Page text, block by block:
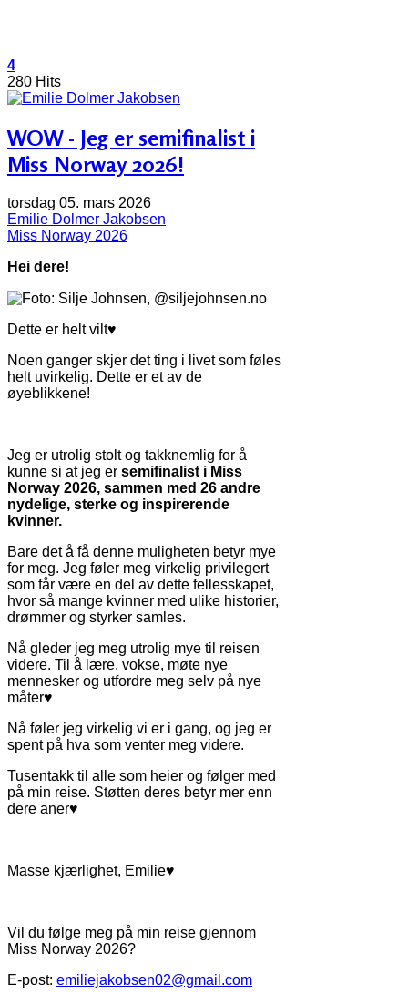
4
280 Hits
WOW - Jeg er semifinalist i
Miss Norway 2026!
torsdag 05. mars 2026
Emilie Dolmer Jakobsen
Miss Norway 2026
Hei dere!
Dette er helt vilt♥
Noen ganger skjer det ting i livet som føles
helt uvirkelig. Dette er et av de
øyeblikkene!
Jeg er utrolig stolt og takknemlig for å
kunne si at jeg er semifinalist i Miss
Norway 2026, sammen med 26 andre
nydelige, sterke og inspirerende
kvinner.
Bare det å få denne muligheten betyr mye
for meg. Jeg føler meg virkelig privilegert
som får være en del av dette fellesskapet,
hvor så mange kvinner med ulike historier,
drømmer og styrker samles.
Nå gleder jeg meg utrolig mye til reisen
videre. Til å lære, vokse, møte nye
mennesker og utfordre meg selv på nye
måter♥
Nå føler jeg virkelig vi er i gang, og jeg er
spent på hva som venter meg videre.
Tusentakk til alle som heier og følger med
på min reise. Støtten deres betyr mer enn
dere aner♥
Masse kjærlighet, Emilie♥
Vil du følge meg på min reise gjennom
Miss Norway 2026?
E-post: emiliejakobsen02@gmail.com